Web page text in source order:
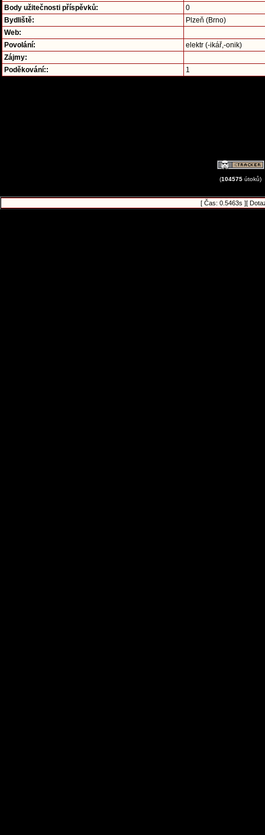
Body užitečnosti příspěvků:
0
Bydliště:
Plzeň (Brno)
Web:
Povolání:
elektr (-ikář,-onik)
Zájmy:
Poděkování::
1
(104575 útoků)
[ Čas: 0.5463s ][